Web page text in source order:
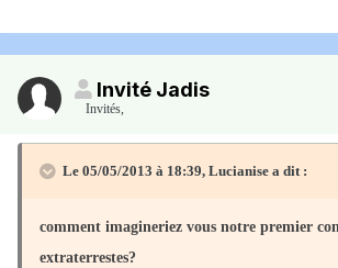
Invité Jadis
Invités,
Le 05/05/2013 à 18:39, Lucianise a dit :
comment imagineriez vous notre premier
extraterrestes?